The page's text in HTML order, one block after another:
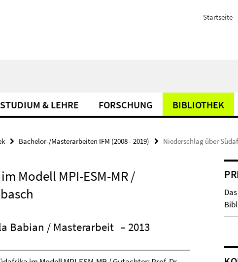
Startseite
STUDIUM & LEHRE FORSCHUNG BIBLIOTHEK
Bachelor-/Masterarbeiten IFM (2008 - 2019) Niederschlag über
Modell MPI-ESM-MR /
Babian / Masterarbeit – 2013